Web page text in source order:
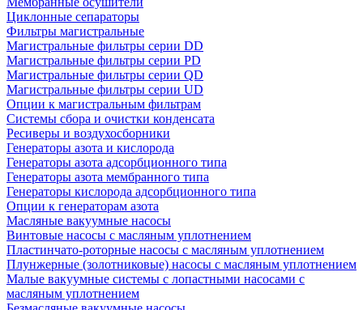
Циклонные сепараторы
Фильтры магистральные
Магистральные фильтры серии DD
Магистральные фильтры серии PD
Магистральные фильтры серии QD
Магистральные фильтры серии UD
Опции к магистральным фильтрам
Системы сбора и очистки конденсата
Ресиверы и воздухосборники
Генераторы азота и кислорода
Генераторы азота адсорбционного типа
Генераторы азота мембранного типа
Генераторы кислорода адсорбционного типа
Опции к генераторам азота
Масляные вакуумные насосы
Винтовые насосы с масляным уплотнением
Пластинчато-роторные насосы с масляным уплотнением
Плунжерные (золотниковые) насосы с масляным уплотнением
Малые вакуумные системы с лопастными насосами с
масляным уплотнением